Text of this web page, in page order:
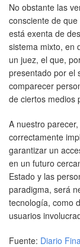
No obstante las
consciente de
está exenta de
sistema mixto, en
un juez, el que,
presentado por el
comparecer
de ciertos medios
A nuestro
correctamente
garantizar un
en un futuro
Estado y las
paradigma, será
tecnología, como
usuarios
Fuente: Diario